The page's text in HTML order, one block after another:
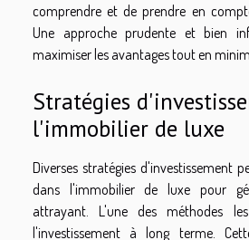
comprendre et de prendre en
Une approche prudente et bien
maximiser les avantages tout en
Stratégies
l'immobilier de luxe
Diverses stratégies d'investissement
dans l'immobilier de luxe pour
attrayant. L'une des méthodes
l'investissement à long terme.